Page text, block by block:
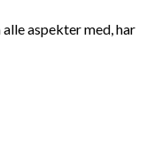
aspekter med, har